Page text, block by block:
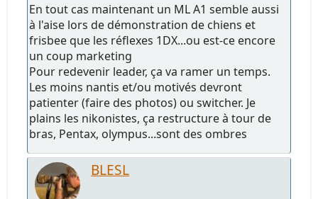
En tout cas maintenant un ML A1 semble aussi
à l'aise lors de démonstration de chiens et
frisbee que les réflexes 1DX...ou est-ce encore
un coup marketing
Pour redevenir leader, ça va ramer un temps.
Les moins nantis et/ou motivés devront
patienter (faire des photos) ou switcher. Je
plains les nikonistes, ça restructure à tour de
bras, Pentax, olympus...sont des ombres
BLESL